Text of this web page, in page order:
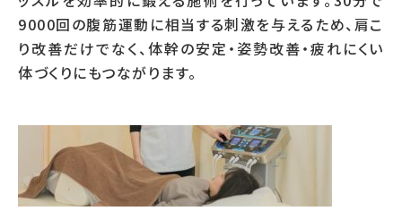
9000回の腹筋運動に相当する刺激を与えるため、肩こ
り改善だけでなく、体幹の安定・姿勢改善・疲れにくい
体づくりにもつながります。